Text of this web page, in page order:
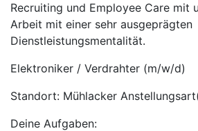
Recruiting und Employee Care mit
Arbeit mit einer sehr ausgeprägten
Dienstleistungsmentalität.
Elektroniker / Verdrahter (m/w/d)
Standort: Mühlacker
Deine Aufgaben: